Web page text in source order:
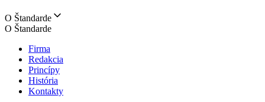
O Štandarde
O Štandarde
Firma
Redakcia
Princípy
História
Kontakty